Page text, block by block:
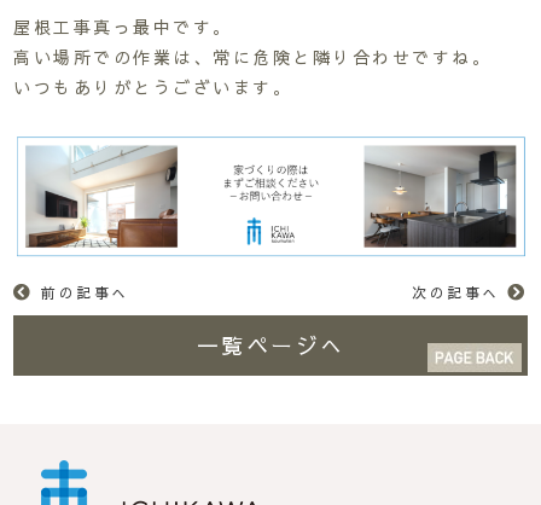
屋根工事真っ最中です。
高い場所での作業は、常に危険と隣り合わせですね。
いつもありがとうございます。
前の記事へ 次の記事へ
一覧ページへ